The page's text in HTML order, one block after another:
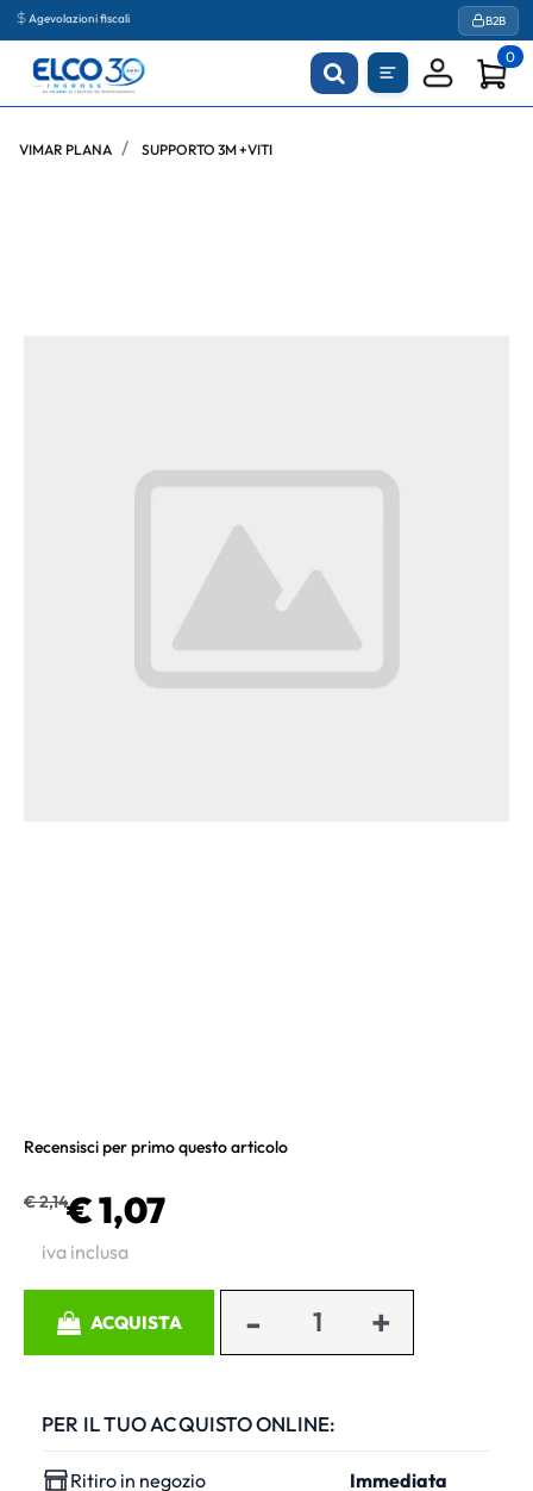
Agevolazioni fiscali B2B
0
VIMAR PLANA SUPPORTO 3M +VITI
Recensisci per primo questo articolo
€ 2,14€ 1,07
iva inclusa
ACQUISTA
PER IL TUO ACQUISTO ONLINE:
Ritiro in negozio
Immediata